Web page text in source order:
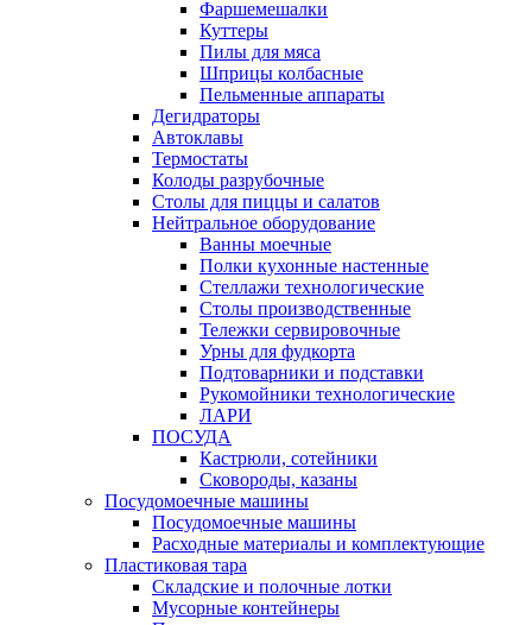
Фаршемешалки
Куттеры
Пилы для мяса
Шприцы колбасные
Пельменные аппараты
Дегидраторы
Автоклавы
Термостаты
Колоды разрубочные
Столы для пиццы и салатов
Нейтральное оборудование
Ванны моечные
Полки кухонные настенные
Стеллажи технологические
Столы производственные
Тележки сервировочные
Урны для фудкорта
Подтоварники и подставки
Рукомойники технологические
ЛАРИ
ПОСУДА
Кастрюли, сотейники
Сковороды, казаны
Посудомоечные машины
Посудомоечные машины
Расходные материалы и комплектующие
Пластиковая тара
Складские и полочные лотки
Мусорные контейнеры